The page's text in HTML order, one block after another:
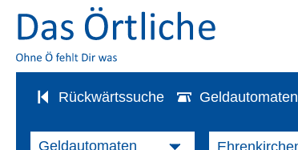
Rückwärtssuche Geldautomaten